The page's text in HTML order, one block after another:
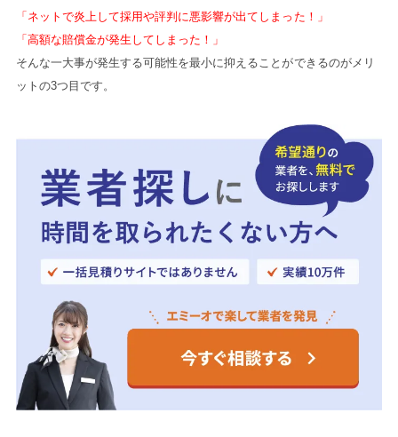
「ネットで炎上して採用や評判に悪影響が出てしまった！」
「高額な賠償金が発生してしまった！」
そんな一大事が発生する可能性を最小に抑えることができるのがメリ
ットの3つ目です。